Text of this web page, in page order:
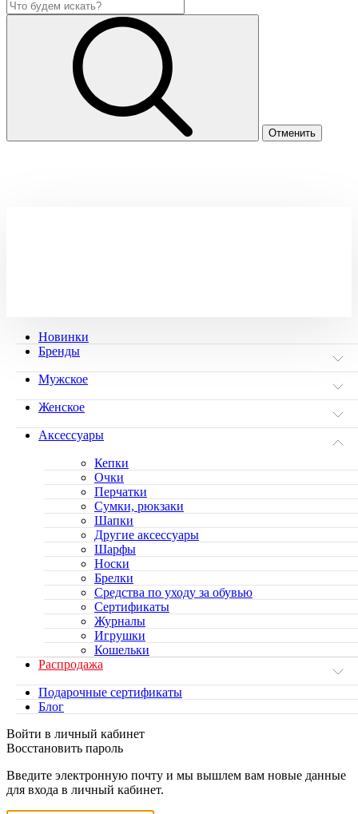
Новинки
Бренды
Мужское
Женское
Аксессуары
Кепки
Очки
Перчатки
Сумки, рюкзаки
Шапки
Другие аксессуары
Шарфы
Носки
Брелки
Средства по уходу за обувью
Сертификаты
Журналы
Игрушки
Кошельки
Распродажа
Подарочные сертификаты
Блог
Войти в личный кабинет
Восстановить пароль
Введите электронную почту и мы вышлем вам новые данные
для входа в личный кабинет.